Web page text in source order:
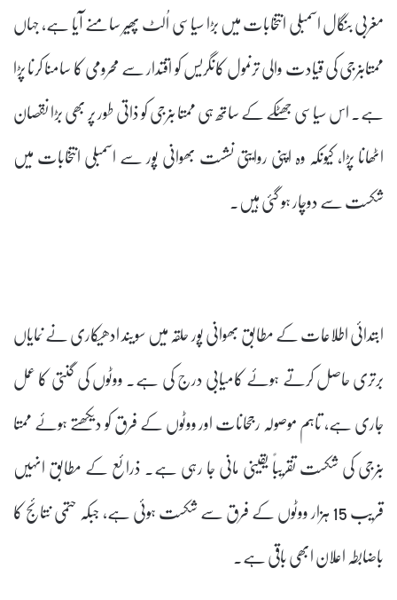
مغربی بنگال اسمبلی انتخابات میں بڑا سیاسی اُلٹ پھیر سامنے آیا ہے، جہاں
ممتابنرجی کی قیادت والی ترنمول کانگریس کو اقتدار سے محرومی کا سامنا کرنا پڑا
ہے۔ اس سیاسی جھٹکے کے ساتھ ہی ممتا بنرجی کو ذاتی طور پر بھی بڑا نقصان
اٹھانا پڑا، کیونکہ وہ اپنی روایتی نشست بھوانی پور سے اسمبلی انتخابات میں
شکست سے دوچار ہو گئی ہیں۔
ابتدائی اطلاعات کے مطابق بھوانی پور حلقہ میں سویند ادھیکاری نے نمایاں
برتری حاصل کرتے ہوئے کامیابی درج کی ہے۔ ووٹوں کی گنتی کا عمل
جاری ہے، تاہم موصولہ رجحانات اور ووٹوں کے فرق کو دیکھتے ہوئے ممتا
بنرجی کی شکست تقریباً یقینی مانی جا رہی ہے۔ ذرائع کے مطابق انہیں
قریب 15 ہزار ووٹوں کے فرق سے شکست ہوئی ہے، جبکہ حتمی نتائج کا
باضابطہ اعلان ابھی باقی ہے۔